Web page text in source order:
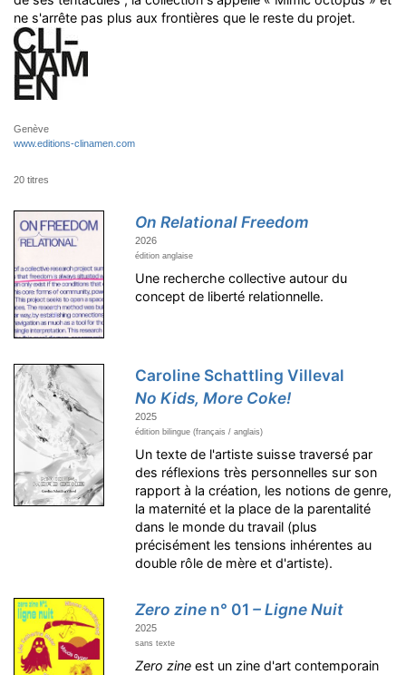
ne s'arrête pas plus aux frontières que le reste du projet.
Genève
www.editions-clinamen.com
20 titres
On Relational Freedom
2026
édition anglaise
Une recherche collective autour du
concept de liberté relationnelle.
Caroline Schattling Villeval
No Kids, More Coke!
2025
édition bilingue (français / anglais)
Un texte de l'artiste suisse traversé par
des réflexions très personnelles sur son
rapport à la création, les notions de genre,
la maternité et la place de la parentalité
dans le monde du travail (plus
précisément les tensions inhérentes au
double rôle de mère et d'artiste).
Zero zine n° 01 – Ligne Nuit
2025
sans texte
Zero zine est un zine d'art contemporain